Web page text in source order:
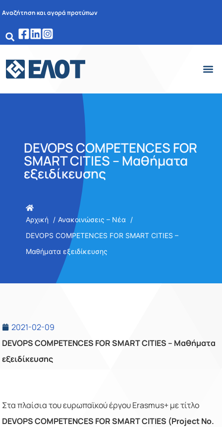
Αναζήτηση και αγορά προτύπων
DEVOPS COMPETENCES FOR
SMART CITIES – Μαθήματα
εξειδίκευσης
Αρχική
Ανακοινώσεις – Νέα
DEVOPS COMPETENCES FOR SMART CITIES –
Μαθήματα εξειδίκευσης
2021-02-09
DEVOPS COMPETENCES FOR SMART CITIES – Μαθήματα
εξειδίκευσης
Στα πλαίσια του ευρωπαϊκού έργουErasmus+ με τίτλο
DEVOPSCOMPETENCES FORSMARTCITIES (ProjectNo.